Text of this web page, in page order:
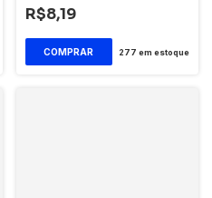
R$8,19
277 em estoque